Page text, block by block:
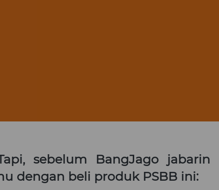
sebelum BangJago jabarin
dengan beli produk PSBB ini: